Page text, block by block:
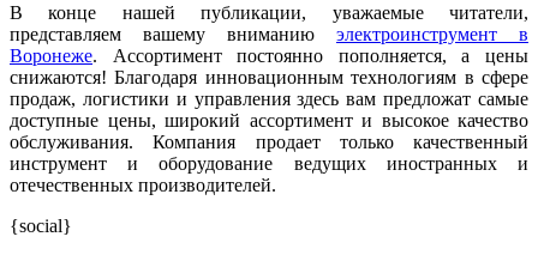
В конце нашей публикации, уважаемые читатели,
представляем вашему вниманию электроинструмент в
Воронеже. Ассортимент постоянно пополняется, а цены
снижаются! Благодаря инновационным технологиям в сфере
продаж, логистики и управления здесь вам предложат самые
доступные цены, широкий ассортимент и высокое качество
обслуживания. Компания продает только качественный
инструмент и оборудование ведущих иностранных и
отечественных производителей.
{social}